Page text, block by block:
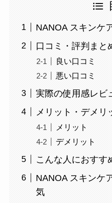
NANOA スキンケ
口コミ・評判まと
良い口コミ
悪い口コミ
実際の使用感レビ
メリット・デメリ
メリット
デメリット
こんな人におすす
NANOA スキンケ
気